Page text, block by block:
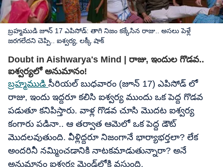
బ్రహ్మముడి జూన్ 17 ఎపిసోడ్: తాగి నిజం కక్కేసిన రాజు.. అసలు పెళ్లే
జరగలేదని చెప్పి.. ఐశ్వర్య, లక్కీ షాక్
Doubt in Aishwarya's Mind | రాజు, ఇందుల గొడవ..
ఐశ్వర్యలో అనుమానం!
బ్రహ్మముడి సీరియల్ బుధవారం (జూన్ 17) ఎపిసోడ్ లో
రాజు, ఇందు ఇద్దరూ కలిసి ఐశ్వర్య ముందు ఒక పెద్ద గొడవ
పడుతూ కనిపిస్తారు. వాళ్ల గొడవ చూసి మొదట ఐశ్వర్య
కంగారు పడినా.. ఆ తర్వాత ఆమెలో ఒక పెద్ద డౌట్
మొదలవుతుంది. వీళ్లిద్దరూ నిజంగానే భార్యాభర్తలా? లేక
అందరినీ నమ్మించడానికి నాటకమాడుతున్నారా? అనే
అనుమానం ఐశ్వర్య మైండ్‌లోకి వస్తుంది.